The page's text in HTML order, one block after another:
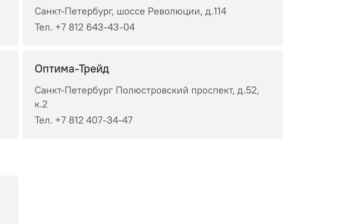
Санкт-Петербург, шоссе Революции, д.114
Тел. +7 812 643-43-04
Оптима-Трейд
Санкт-Петербург Полюстровский проспект, д.52,
к.2
Тел. +7 812 407-34-47